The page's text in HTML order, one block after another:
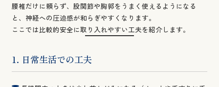
腰椎だけに頼らず、股関節や胸郭をうまく使えるようになる
と、神経への圧迫感が和らぎやすくなります。
ここでは比較的安全に取り入れやすい工夫を紹介します。
1. 日常生活での工夫